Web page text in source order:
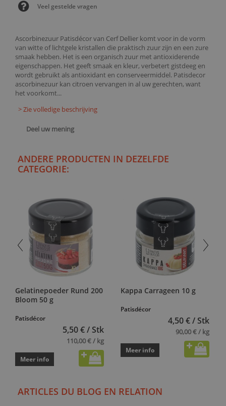
Ascorbinezuur Patisdécor van Cerf Dellier komt voor in de vorm
van witte of lichtgele kristallen die praktisch zuur zijn en een zure
smaak hebben. Het is een organisch zuur met antioxiderende
eigenschappen. Het geeft smaak en kleur, verbetert gistdeeg en
wordt gebruikt als antioxidant en conserveermiddel. Patisdecor
ascorbinezuur kan citroen vervangen in al uw gerechten, want
het voorkomt...
> Zie volledige beschrijving
Deel uw mening
Veel gestelde vragen
ANDERE PRODUCTEN IN DEZELFDE
CATEGORIE:
Gelatinepoeder Rund 200
Bloom 50 g
Patisdécor
5,50 € / Stk
110,00 € / kg
Meer info
Kappa Carrageen 10 g
Patisdécor
4,50 € / Stk
90,00 € / kg
Meer info
ARTICLES DU BLOG EN RELATION